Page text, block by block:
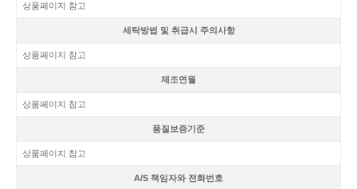
상품페이지 참고
세탁방법 및 취급시 주의사항
상품페이지 참고
제조연월
상품페이지 참고
품질보증기준
상품페이지 참고
A/S 책임자와 전화번호